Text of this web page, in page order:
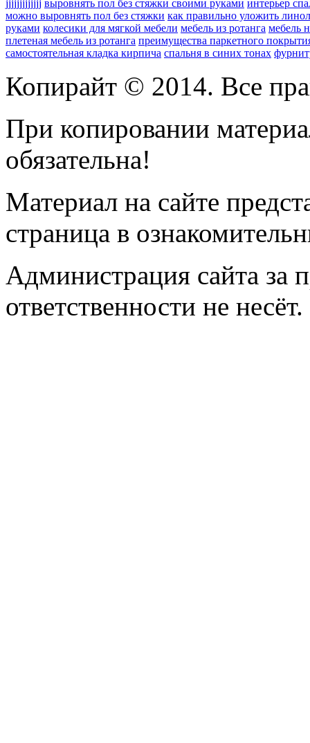
jjjjjjjjjjjjj выровнять пол без стяжки своими руками интерьер
можно выровнять пол без стяжки как правильно уложить
руками колесики для мягкой мебели мебель из ротанга мебель
плетеная мебель из ротанга преимущества паркетного
самостоятельная кладка кирпича спальня в синих тонах
Копирайт © 2014. Все
При копировании
обязательна!
Материал на сайте
страница в
Администрация сайта за
ответственности не несёт.